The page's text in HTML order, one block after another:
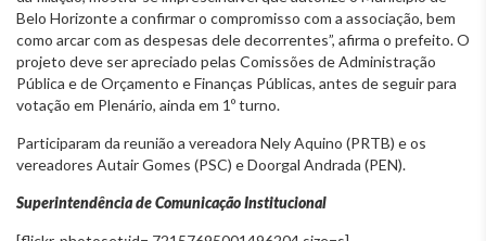
Belo Horizonte a confirmar o compromisso com a associação, bem
como arcar com as despesas dele decorrentes”, afirma o prefeito. O
projeto deve ser apreciado pelas Comissões de Administração
Pública e de Orçamento e Finanças Públicas, antes de seguir para
votação em Plenário, ainda em 1º turno.
Participaram da reunião a vereadora Nely Aquino (PRTB) e os
vereadores Autair Gomes (PSC) e Doorgal Andrada (PEN).
Superintendência de Comunicação Institucional